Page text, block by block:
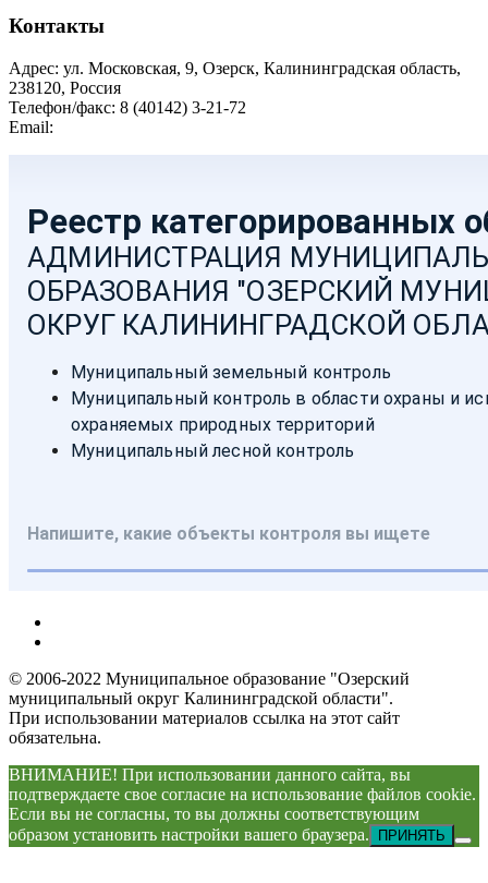
Контакты
Адрес: ул. Московская, 9, Озерск, Калининградская область,
238120, Россия
Телефон/факс: 8 (40142) 3-21-72
Email:
© 2006-2022 Муниципальное образование "Озерский
муниципальный округ Калининградской области".
При использовании материалов ссылка на этот сайт
обязательна.
ВНИМАНИЕ! При использовании данного сайта, вы
подтверждаете свое согласие на использование файлов cookie.
Если вы не согласны, то вы должны соответствующим
образом установить настройки вашего браузера.
ПРИНЯТЬ